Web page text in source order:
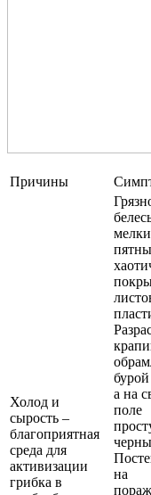
Причины
Холод и
сырость –
благоприятная
среда для
активизации
грибка в
а на
поле
на